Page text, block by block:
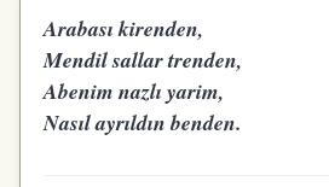
Arabası kirenden,
Mendil sallar trenden,
Abenim nazlı yarim,
Nasıl ayrıldın benden.